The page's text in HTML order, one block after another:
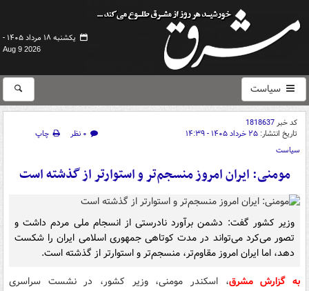
یکشنبه ۱۸ مرداد ۱۴۰۵ -
Aug 9 2026
سیاست
کد خبر1818637
تاریخ انتشار: ۲۵ خرداد ۱۴۰۵ - ۱۴:۳۹ ۰ نظر
چاپ
سیاست
مومنی: ایران امروز منسجم‌تر و استوارتر از گذشته است
وزیر کشور گفت: دشمن برآورد نادرستی از انسجام ملی مردم داشت و
تصور می‌کرد می‌تواند در مدت کوتاهی جمهوری اسلامی ایران را شکست
دهد، اما ایران امروز مقاوم‌تر، منسجم‌تر و استوارتر از گذشته است.
به گزارش مشرق، اسکندر مومنی، وزیر کشور، در نشست سراسری